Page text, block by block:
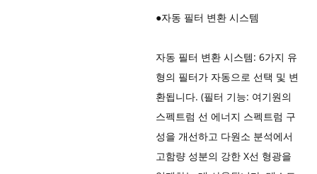
●자동 필터 변환 시스템
자동 필터 변환 시스템: 6가지 유
형의 필터가 자동으로 선택 및 변
환됩니다. (필터 기능: 여기원의
스펙트럼 선 에너지 스펙트럼 구
성을 개선하고 다원소 분석에서
고함량 성분의 강한 X선 형광을